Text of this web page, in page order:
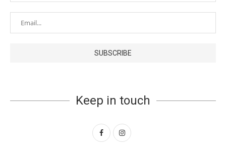
Keep in touch